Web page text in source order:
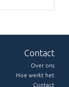
Contact
Over ons
Hoe werkt het
Contact